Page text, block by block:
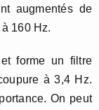
augmentés de
160 Hz.
forme un filtre
à 3,4 Hz.
On peut